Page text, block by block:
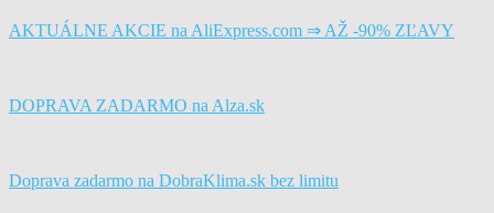
AKTUÁLNE AKCIE na AliExpress.com ⇒ AŽ -90% ZĽAVY
DOPRAVA ZADARMO na Alza.sk
Doprava zadarmo na DobraKlima.sk bez limitu